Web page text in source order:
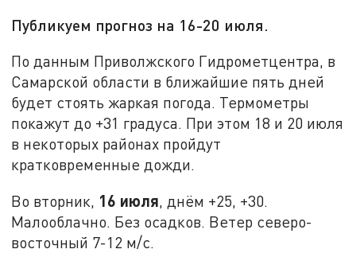
Публикуем прогноз на 16-20 июля.
По данным Приволжского Гидрометцентра, в
Самарской области в ближайшие пять дней
будет стоять жаркая погода. Термометры
покажут до +31 градуса. При этом 18 и 20 июля
в некоторых районах пройдут
кратковременные дожди.
Во вторник, 16 июля, днём +25, +30.
Малооблачно. Без осадков. Ветер северо-
восточный 7-12 м/с.